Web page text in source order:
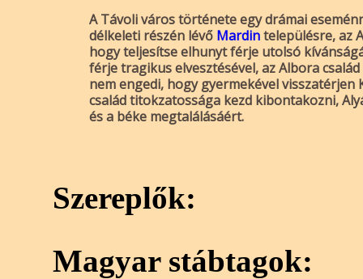
A Távoli város története egy drámai
délkeleti részén lévő Mardintelepülésre, az
hogy teljesítse elhunyt férje utolsó
férje tragikus elvesztésével, az Albora
nem engedi, hogy gyermekével visszatérjen
család titokzatossága kezd kibontakozni,
és a béke megtalálásáért.
Szereplők:
Magyar stábtagok: